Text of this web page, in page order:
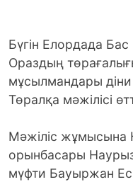
Бүгін Елордада
Ораздың
мұсылмандары
Төралқа мәжілісі
Мәжіліс жұмысына
орынбасары
мүфти Бауыржан